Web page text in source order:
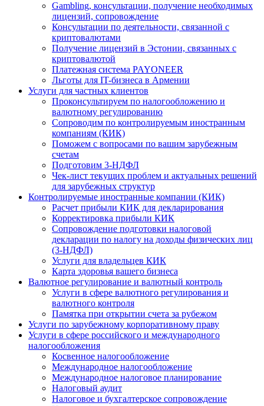
Gambling, консультации, получение необходимых
лицензий, сопровождение
Консультации по деятельности, связанной с
криптовалютами
Получение лицензий в Эстонии, связанных с
криптовалютой
Платежная система PAYONEER
Льготы для IT-бизнеса в Армении
Услуги для частных клиентов
Проконсультируем по налогообложению и
валютному регулированию
Сопроводим по контролируемым иностранным
компаниям (КИК)
Поможем с вопросами по вашим зарубежным
счетам
Подготовим 3-НДФЛ
Чек-лист текущих проблем и актуальных решений
для зарубежных структур
Контролируемые иностранные компании (КИК)
Расчет прибыли КИК для декларирования
Корректировка прибыли КИК
Сопровождение подготовки налоговой
декларации по налогу на доходы физических лиц
(3-НДФЛ)
Услуги для владельцев КИК
Карта здоровья вашего бизнеса
Валютное регулирование и валютный контроль
Услуги в сфере валютного регулирования и
валютного контроля
Памятка при открытии счета за рубежом
Услуги по зарубежному корпоративному праву
Услуги в сфере российского и международного
налогообложения
Косвенное налогообложение
Международное налогообложение
Международное налоговое планирование
Налоговый аудит
Налоговое и бухгалтерское сопровождение